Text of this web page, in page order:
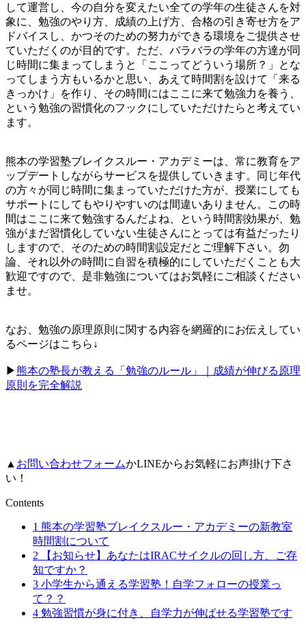
して運営し、今の自分を変えたい全ての学年の生徒さんを対
象に、勉強のやり方、成績の上げ方、合格の引き寄せ方をア
ドバイスし、かつそのための努力ができる環境をご提供させ
ていただくのが目的です。ただ、バラバラの学年の方達が同
じ時間に集まってしまうと「ここってどういう場所？」とな
ってしまう方もいるかと思い、あえて時間割を設けて「来る
きっかけ」を作り、その時間にはここに来て勉強力を養う、
という勉強の習慣化のフックにしていただけたらと考えてい
ます。
熊本の学習塾ブレイクスルー・アカデミーは、常に教育をア
ップデートしながらサービスを提供していきます。同じ年代
の方々が同じ時間に集まっていただけた方が、授業にしても
サポートにしてもやりやすいのは間違いありません。この時
間はここに来て勉強するんだよね、という時間割効果が、勉
強がまだ習慣化していない生徒さんにとっては有益だったり
しますので、そのための時間割設定だとご理解下さい。勿
論、それ以外の時間に自習を積極的にしていただくことも大
歓迎ですので、是非勉強についてはお気軽にご相談ください
ませ。
なお、勉強の原理原則に関する内容を網羅的にお伝えしてい
るページはこちら↓
▶︎熊本の塾長が教える「勉強のルール」｜成績が伸びる原理
原則を完全解説
▲ お問い合わせフォームかLINEからお気軽にお声掛け下さ
い！
Contents
1 熊本の学習塾ブレイクスルー・アカデミーの新教室
時間割について
2 【お知らせ】あなたはIRACサイクルの回し方、ご存
知ですか？
3 小学生から通える学習塾！自学フォローの授業っ
て？？
4 勉強習慣が身に付き、自学力が伸ばせる学習塾です